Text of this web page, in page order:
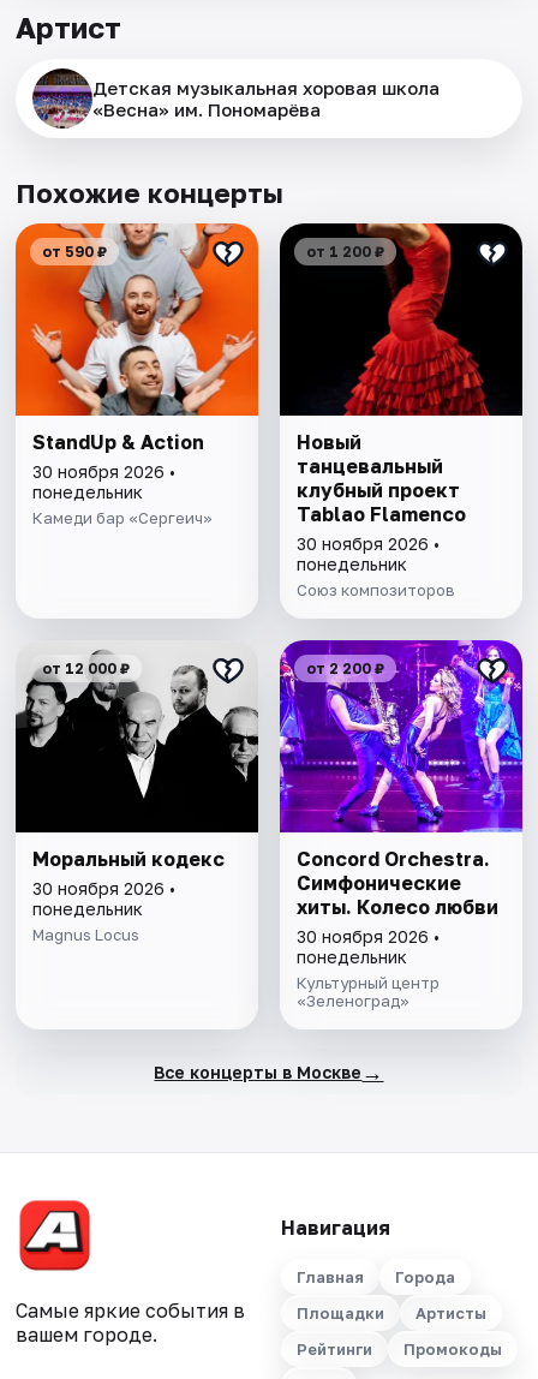
Артист
Детская музыкальная хоровая школа
«Весна» им. Пономарёва
Похожие концерты
от 590 ₽
StandUp & Action
30 ноября 2026 •
понедельник
Камеди бар «Сергеич»
от 1 200 ₽
Новый
танцевальный
клубный проект
Tablao Flamenсo
30 ноября 2026 •
понедельник
Союз композиторов
от 12 000 ₽
Моральный кодекс
30 ноября 2026 •
понедельник
Magnus Locus
от 2 200 ₽
Concord Orchestra.
Симфонические
хиты. Колесо любви
30 ноября 2026 •
понедельник
Культурный центр
«Зеленоград»
Все концерты в Москве →
Самые яркие события в
вашем городе.
Навигация
Главная
Города
Площадки
Артисты
Рейтинги
Промокоды